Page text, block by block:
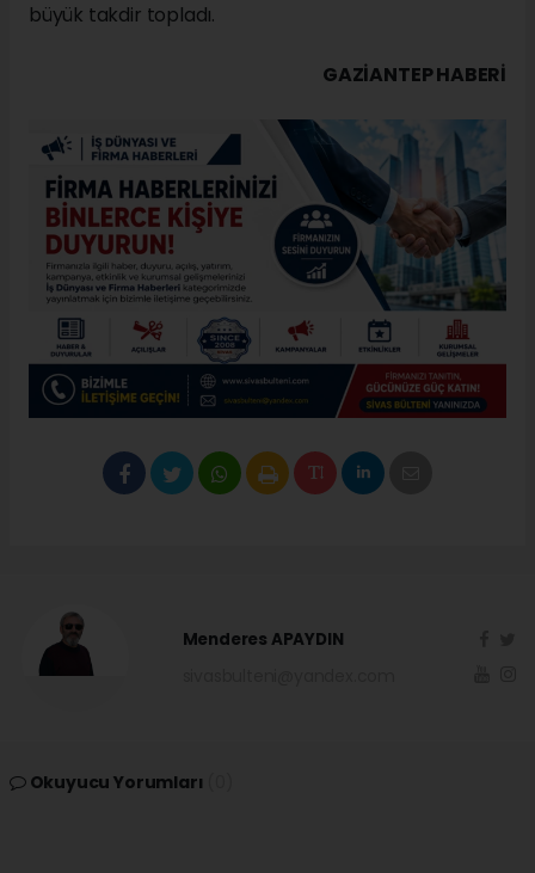
büyük takdir topladı.
GAZIANTEP HABERİ
Menderes APAYDIN
Okuyucu Yorumları